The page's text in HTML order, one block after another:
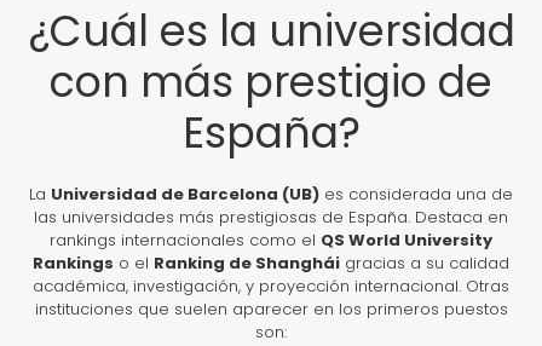
¿Cuál es la universidad
con más prestigio de
España?
La Universidad de Barcelona (UB) es considerada una de
las universidades más prestigiosas de España. Destaca en
rankings internacionales como el QS World University
Rankings o el Ranking de Shanghái gracias a su calidad
académica, investigación, y proyección internacional. Otras
instituciones que suelen aparecer en los primeros puestos
son: